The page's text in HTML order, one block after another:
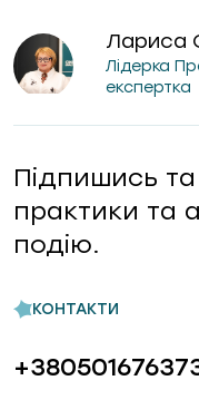
КОНТАКТИ
Лариса
Лідерка
експертка
Підпишись
практики та
подію.